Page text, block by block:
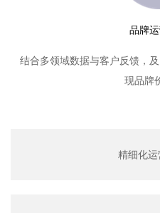
品牌
结合多领域数据与客户反馈，
现品牌
精细化运